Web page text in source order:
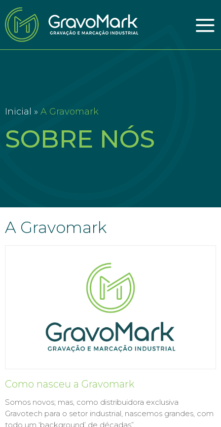
Inicial » A Gravomark
SOBRE NÓS
A Gravomark
Como nasceu a Gravomark
Somos novos; mas, como distribuidora exclusiva
Gravotech para o setor industrial, nascemos grandes, com
todo um ‘background’ de décadas”.